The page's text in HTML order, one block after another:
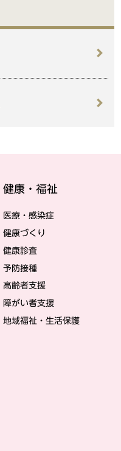
健康・福祉
医療・感染症
健康づくり
健康診査
予防接種
高齢者支援
障がい者支援
地域福祉・生活保護